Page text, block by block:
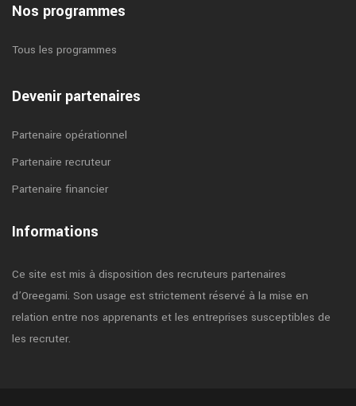
Nos programmes
Tous les programmes
Devenir partenaires
Partenaire opérationnel
Partenaire recruteur
Partenaire financier
Informations
Ce site est mis à disposition des recruteurs partenaires
d’Oreegami. Son usage est strictement réservé à la mise en
relation entre nos apprenants et les entreprises susceptibles de
les recruter.